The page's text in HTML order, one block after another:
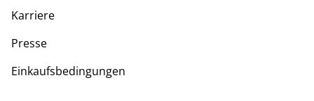
Karriere
Presse
Einkaufsbedingungen